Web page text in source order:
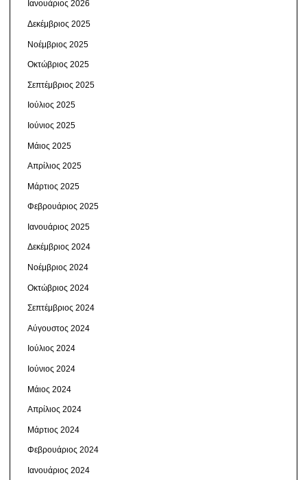
Ιανουάριος 2026
Δεκέμβριος 2025
Νοέμβριος 2025
Οκτώβριος 2025
Σεπτέμβριος 2025
Ιούλιος 2025
Ιούνιος 2025
Μάιος 2025
Απρίλιος 2025
Μάρτιος 2025
Φεβρουάριος 2025
Ιανουάριος 2025
Δεκέμβριος 2024
Νοέμβριος 2024
Οκτώβριος 2024
Σεπτέμβριος 2024
Αύγουστος 2024
Ιούλιος 2024
Ιούνιος 2024
Μάιος 2024
Απρίλιος 2024
Μάρτιος 2024
Φεβρουάριος 2024
Ιανουάριος 2024